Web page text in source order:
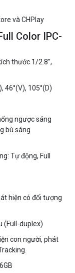
và CHPlay
Color IPC-
thước 1/2.8”,
46°(V), 105°(D)
ngược sáng
bù sáng
Tự động, Full
hiện có đối tượng
(Full-duplex)
con người, phát
EZVIZ H8C
Ai thông minh